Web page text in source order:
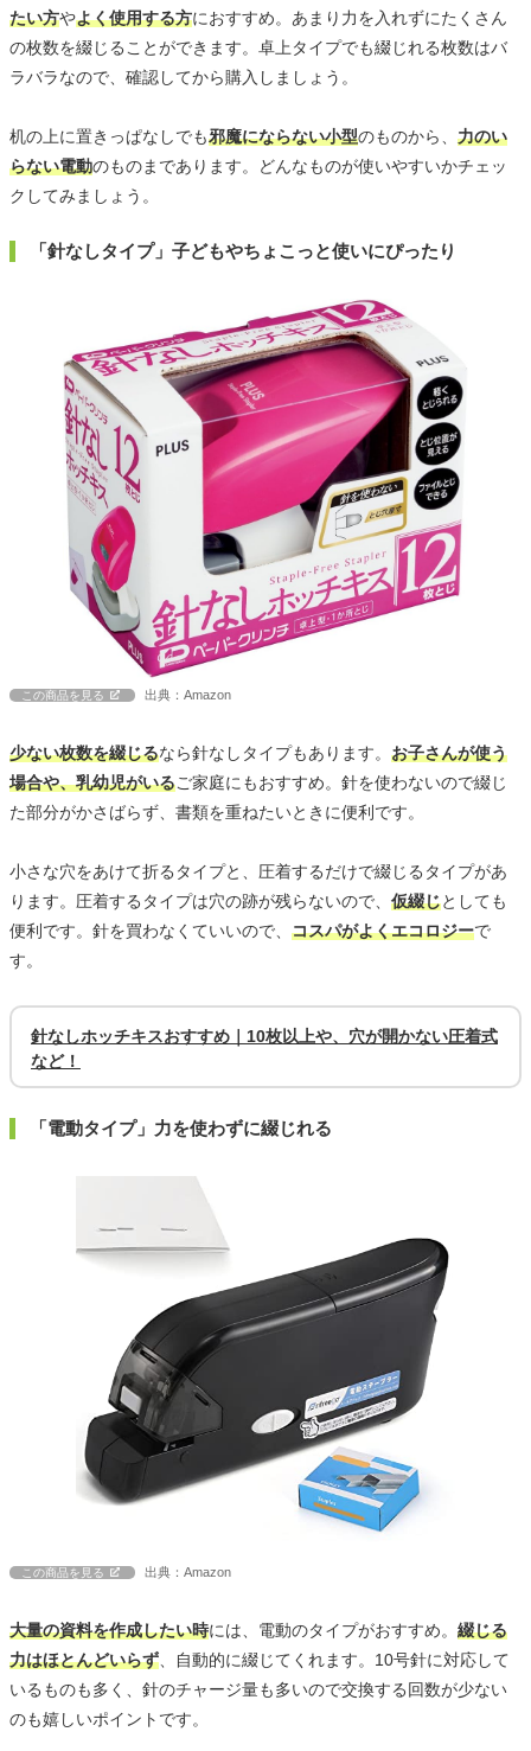
たい方やよく使用する方におすすめ。あまり力を入れずにたくさん
の枚数を綴じることができます。卓上タイプでも綴じれる枚数はバ
ラバラなので、確認してから購入しましょう。
机の上に置きっぱなしでも邪魔にならない小型のものから、 力のい
らない電動のものまであります。どんなものが使いやすいかチェッ
クしてみましょう。
「針なしタイプ」子どもやちょこっと使いにぴったり
この商品を見る 出典：Amazon
少ない枚数を綴じるなら針なしタイプもあります。 お子さんが使う
場合や、乳幼児がいるご家庭にもおすすめ。針を使わないので綴じ
た部分がかさばらず、書類を重ねたいときに便利です。
小さな穴をあけて折るタイプと、圧着するだけで綴じるタイプがあ
ります。圧着するタイプは穴の跡が残らないので、 仮綴じとしても
便利です。針を買わなくていいので、 コスパがよくエコロジーで
す。
針なしホッチキスおすすめ｜10枚以上や、穴が開かない圧着式
など！
「電動タイプ」力を使わずに綴じれる
この商品を見る 出典：Amazon
大量の資料を作成したい時には、電動のタイプがおすすめ。 綴じる
力はほとんどいらず 、自動的に綴じてくれます。10号針に対応して
いるものも多く、針のチャージ量も多いので交換する回数が少ない
のも嬉しいポイントです。